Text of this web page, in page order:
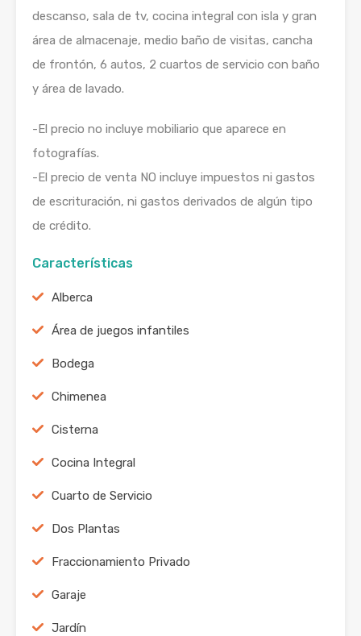
descanso, sala de tv, cocina integral con isla y gran
área de almacenaje, medio baño de visitas, cancha
de frontón, 6 autos, 2 cuartos de servicio con baño
y área de lavado.
-El precio no incluye mobiliario que aparece en
fotografías.
-El precio de venta NO incluye impuestos ni gastos
de escrituración, ni gastos derivados de algún tipo
de crédito.
Características
Alberca
Área de juegos infantiles
Bodega
Chimenea
Cisterna
Cocina Integral
Cuarto de Servicio
Dos Plantas
Fraccionamiento Privado
Garaje
Jardín